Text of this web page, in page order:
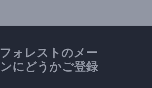
ォレストのメー
にどうかご登録